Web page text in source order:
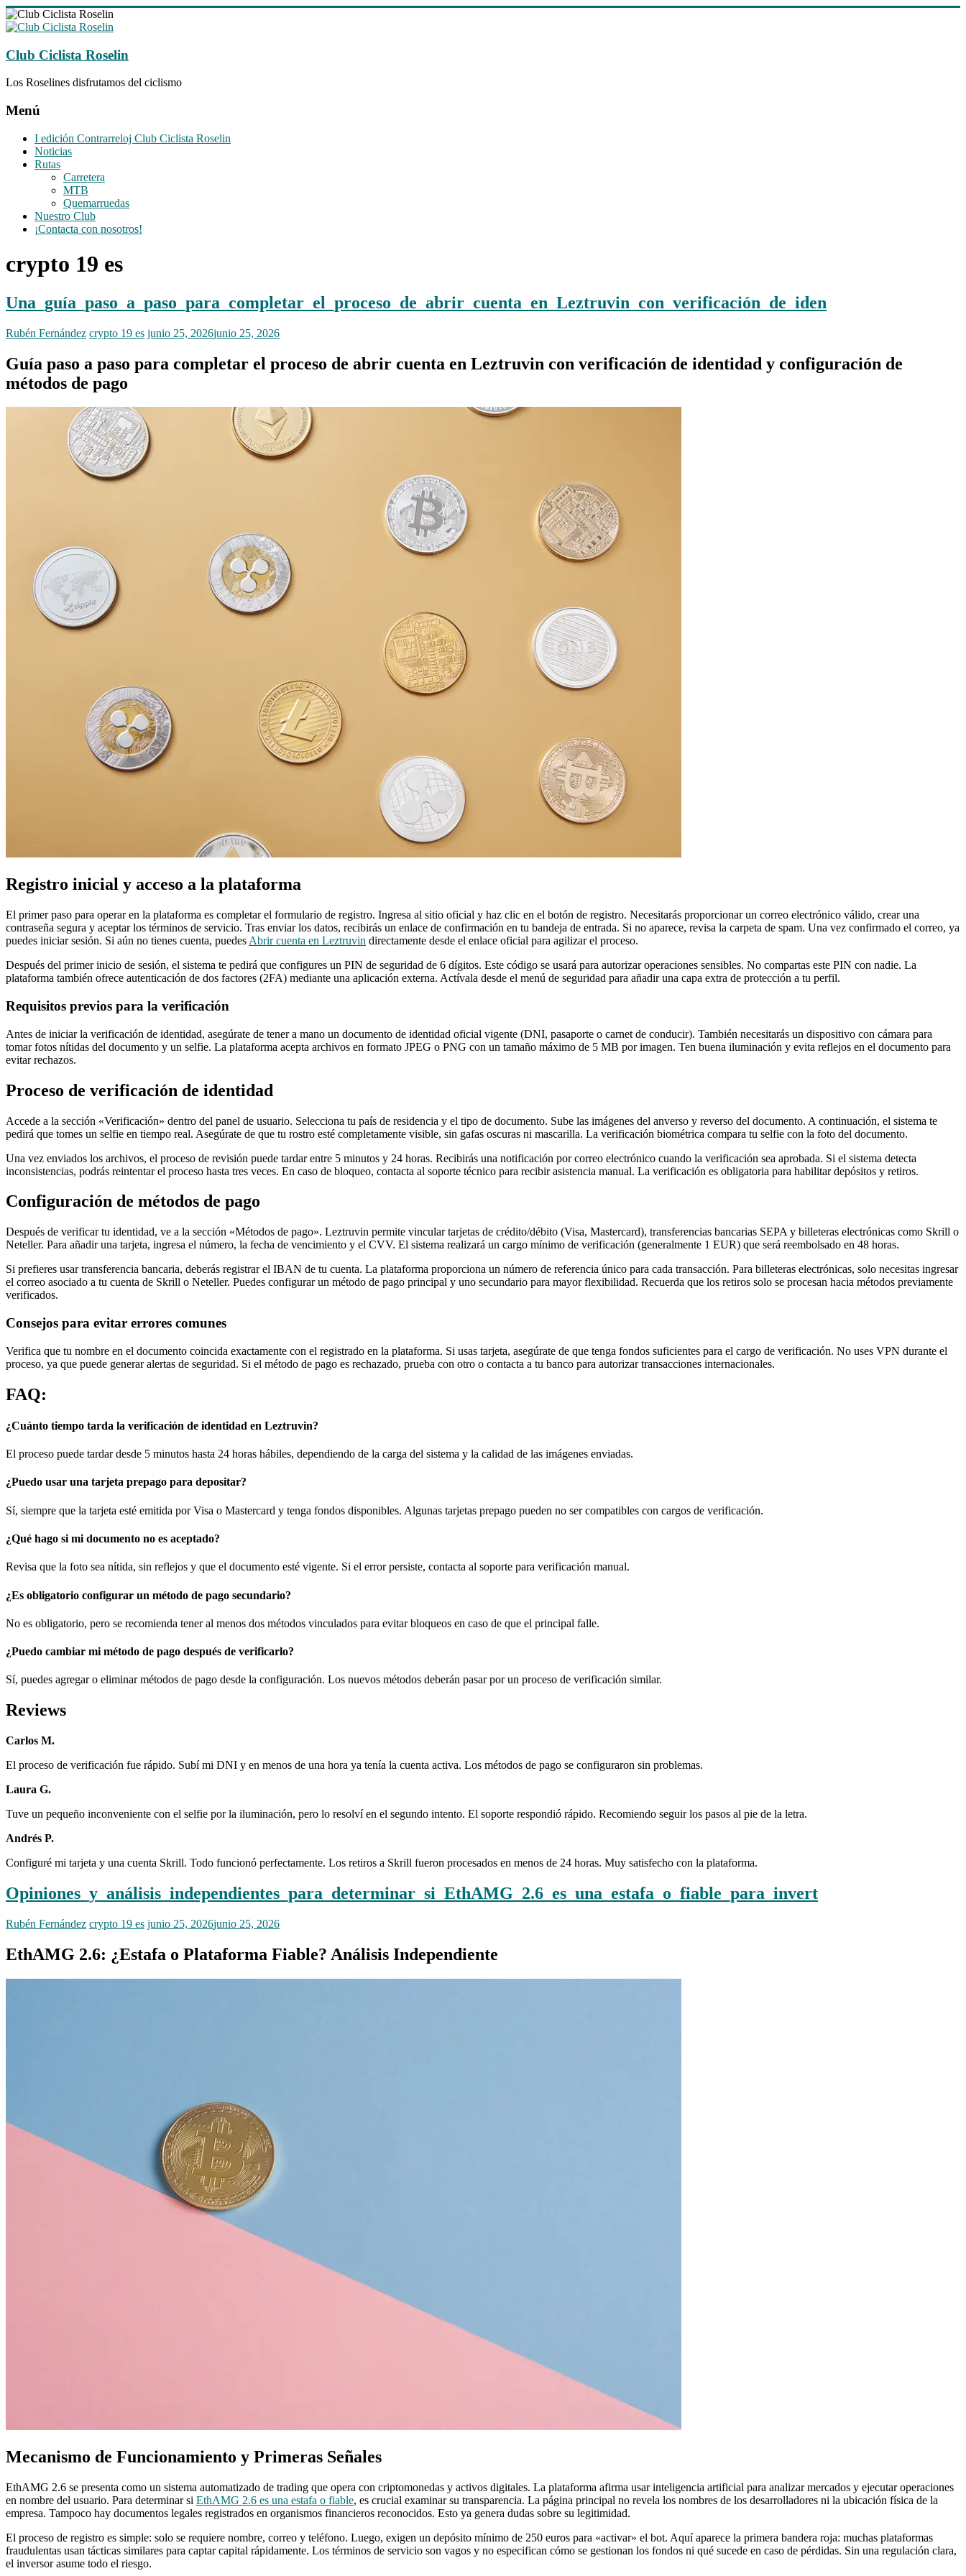
Saltar
al
Club Ciclista Roselin
Los Roselines disfrutamos del ciclismo
Menú
I edición Contrarreloj Club Ciclista Roselin
Noticias
Rutas
Carretera
MTB
Quemarruedas
Nuestro Club
¡Contacta con nosotros!
crypto 19 es
Una_guía_paso_a_paso_para_completar_el_proceso_de_abrir_cuenta_en_Leztruvin_con_verificación_de_iden
Rubén Fernández crypto 19 es junio 25, 2026junio 25, 2026
Guía paso a paso para completar el proceso de abrir cuenta en Leztruvin con verificación de identidad y configuración de
métodos de pago
Registro inicial y acceso a la plataforma
El primer paso para operar en la plataforma es completar el formulario de registro. Ingresa al sitio oficial y haz clic en el botón de registro. Necesitarás proporcionar un correo electrónico válido, crear una
contraseña segura y aceptar los términos de servicio. Tras enviar los datos, recibirás un enlace de confirmación en tu bandeja de entrada. Si no aparece, revisa la carpeta de spam. Una vez confirmado el correo, ya
puedes iniciar sesión. Si aún no tienes cuenta, puedes Abrir cuenta en Leztruvin directamente desde el enlace oficial para agilizar el proceso.
Después del primer inicio de sesión, el sistema te pedirá que configures un PIN de seguridad de 6 dígitos. Este código se usará para autorizar operaciones sensibles. No compartas este PIN con nadie. La
plataforma también ofrece autenticación de dos factores (2FA) mediante una aplicación externa. Actívala desde el menú de seguridad para añadir una capa extra de protección a tu perfil.
Requisitos previos para la verificación
Antes de iniciar la verificación de identidad, asegúrate de tener a mano un documento de identidad oficial vigente (DNI, pasaporte o carnet de conducir). También necesitarás un dispositivo con cámara para
tomar fotos nítidas del documento y un selfie. La plataforma acepta archivos en formato JPEG o PNG con un tamaño máximo de 5 MB por imagen. Ten buena iluminación y evita reflejos en el documento para
evitar rechazos.
Proceso de verificación de identidad
Accede a la sección «Verificación» dentro del panel de usuario. Selecciona tu país de residencia y el tipo de documento. Sube las imágenes del anverso y reverso del documento. A continuación, el sistema te
pedirá que tomes un selfie en tiempo real. Asegúrate de que tu rostro esté completamente visible, sin gafas oscuras ni mascarilla. La verificación biométrica compara tu selfie con la foto del documento.
Una vez enviados los archivos, el proceso de revisión puede tardar entre 5 minutos y 24 horas. Recibirás una notificación por correo electrónico cuando la verificación sea aprobada. Si el sistema detecta
inconsistencias, podrás reintentar el proceso hasta tres veces. En caso de bloqueo, contacta al soporte técnico para recibir asistencia manual. La verificación es obligatoria para habilitar depósitos y retiros.
Configuración de métodos de pago
Después de verificar tu identidad, ve a la sección «Métodos de pago». Leztruvin permite vincular tarjetas de crédito/débito (Visa, Mastercard), transferencias bancarias SEPA y billeteras electrónicas como Skrill o
Neteller. Para añadir una tarjeta, ingresa el número, la fecha de vencimiento y el CVV. El sistema realizará un cargo mínimo de verificación (generalmente 1 EUR) que será reembolsado en 48 horas.
Si prefieres usar transferencia bancaria, deberás registrar el IBAN de tu cuenta. La plataforma proporciona un número de referencia único para cada transacción. Para billeteras electrónicas, solo necesitas ingresar
el correo asociado a tu cuenta de Skrill o Neteller. Puedes configurar un método de pago principal y uno secundario para mayor flexibilidad. Recuerda que los retiros solo se procesan hacia métodos previamente
verificados.
Consejos para evitar errores comunes
Verifica que tu nombre en el documento coincida exactamente con el registrado en la plataforma. Si usas tarjeta, asegúrate de que tenga fondos suficientes para el cargo de verificación. No uses VPN durante el
proceso, ya que puede generar alertas de seguridad. Si el método de pago es rechazado, prueba con otro o contacta a tu banco para autorizar transacciones internacionales.
FAQ:
¿Cuánto tiempo tarda la verificación de identidad en Leztruvin?
El proceso puede tardar desde 5 minutos hasta 24 horas hábiles, dependiendo de la carga del sistema y la calidad de las imágenes enviadas.
¿Puedo usar una tarjeta prepago para depositar?
Sí, siempre que la tarjeta esté emitida por Visa o Mastercard y tenga fondos disponibles. Algunas tarjetas prepago pueden no ser compatibles con cargos de verificación.
¿Qué hago si mi documento no es aceptado?
Revisa que la foto sea nítida, sin reflejos y que el documento esté vigente. Si el error persiste, contacta al soporte para verificación manual.
¿Es obligatorio configurar un método de pago secundario?
No es obligatorio, pero se recomienda tener al menos dos métodos vinculados para evitar bloqueos en caso de que el principal falle.
¿Puedo cambiar mi método de pago después de verificarlo?
Sí, puedes agregar o eliminar métodos de pago desde la configuración. Los nuevos métodos deberán pasar por un proceso de verificación similar.
Reviews
Carlos M.
El proceso de verificación fue rápido. Subí mi DNI y en menos de una hora ya tenía la cuenta activa. Los métodos de pago se configuraron sin problemas.
Laura G.
Tuve un pequeño inconveniente con el selfie por la iluminación, pero lo resolví en el segundo intento. El soporte respondió rápido. Recomiendo seguir los pasos al pie de la letra.
Andrés P.
Configuré mi tarjeta y una cuenta Skrill. Todo funcionó perfectamente. Los retiros a Skrill fueron procesados en menos de 24 horas. Muy satisfecho con la plataforma.
Opiniones_y_análisis_independientes_para_determinar_si_EthAMG_2.6_es_una_estafa_o_fiable_para_invert
Rubén Fernández crypto 19 es junio 25, 2026junio 25, 2026
EthAMG 2.6: ¿Estafa o Plataforma Fiable? Análisis Independiente
Mecanismo de Funcionamiento y Primeras Señales
EthAMG 2.6 se presenta como un sistema automatizado de trading que opera con criptomonedas y activos digitales. La plataforma afirma usar inteligencia artificial para analizar mercados y ejecutar operaciones
en nombre del usuario. Para determinar si EthAMG 2.6 es una estafa o fiable, es crucial examinar su transparencia. La página principal no revela los nombres de los desarrolladores ni la ubicación física de la
empresa. Tampoco hay documentos legales registrados en organismos financieros reconocidos. Esto ya genera dudas sobre su legitimidad.
El proceso de registro es simple: solo se requiere nombre, correo y teléfono. Luego, exigen un depósito mínimo de 250 euros para «activar» el bot. Aquí aparece la primera bandera roja: muchas plataformas
fraudulentas usan tácticas similares para captar capital rápidamente. Los términos de servicio son vagos y no especifican cómo se gestionan los fondos ni qué sucede en caso de pérdidas. Sin una regulación clara,
el inversor asume todo el riesgo.